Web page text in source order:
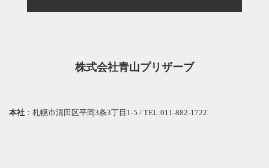
株式会社青山プリザーブ
本社 ：札幌市清田区平岡3条3丁目1-5 / TEL:011-882-1722